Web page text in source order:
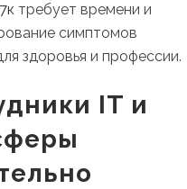
требует времени и
симптомов
здоровья и профессии.
IT и